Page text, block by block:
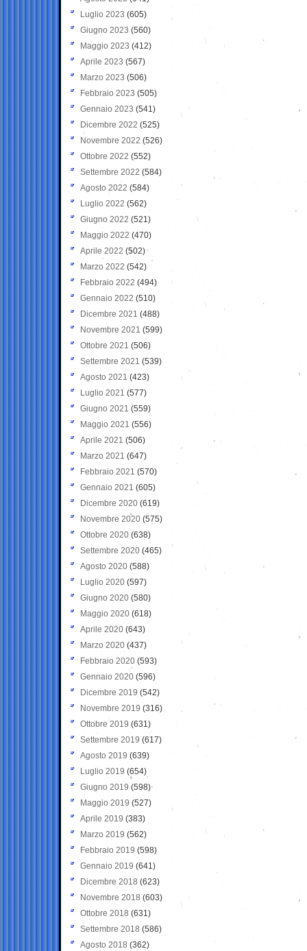
Luglio 2023 (605)
Giugno 2023 (560)
Maggio 2023 (412)
Aprile 2023 (567)
Marzo 2023 (506)
Febbraio 2023 (505)
Gennaio 2023 (541)
Dicembre 2022 (525)
Novembre 2022 (526)
Ottobre 2022 (552)
Settembre 2022 (584)
Agosto 2022 (584)
Luglio 2022 (562)
Giugno 2022 (521)
Maggio 2022 (470)
Aprile 2022 (502)
Marzo 2022 (542)
Febbraio 2022 (494)
Gennaio 2022 (510)
Dicembre 2021 (488)
Novembre 2021 (599)
Ottobre 2021 (506)
Settembre 2021 (539)
Agosto 2021 (423)
Luglio 2021 (577)
Giugno 2021(559)
Maggio 2021 (556)
Aprile 2021 (506)
Marzo 2021 (647)
Febbraio 2021 (570)
Gennaio 2021 (605)
Dicembre 2020 (619)
Novembre 2020 (575)
Ottobre 2020 (638)
Settembre 2020(465)
Agosto 2020 (588)
Luglio 2020 (597)
Giugno 2020 (580)
Maggio 2020 (618)
Aprile 2020 (643)
Marzo 2020 (437)
Febbraio 2020 (593)
Gennaio 2020 (596)
Dicembre 2019 (542)
Novembre 2019 (316)
Ottobre 2019 (631)
Settembre 2019 (617)
Agosto 2019 (639)
Luglio 2019 (654)
Giugno 2019 (598)
Maggio 2019 (527)
Aprile 2019 (383)
Marzo 2019 (562)
Febbraio 2019 (598)
Gennaio 2019 (641)
Dicembre 2018 (623)
Novembre 2018 (603)
Ottobre 2018 (631)
Settembre 2018 (586)
Agosto 2018 (362)